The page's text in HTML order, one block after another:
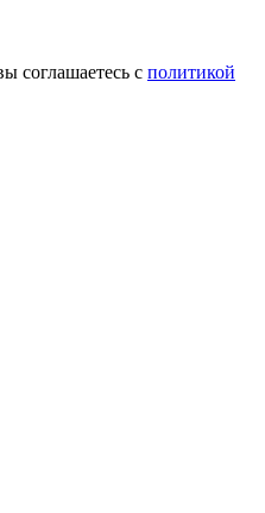
соглашаетесь с политикой